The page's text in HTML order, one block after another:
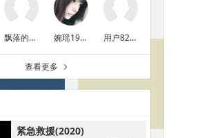
飘落的雨YJW 婉瑶199005 用户8296685143
查看更多 a
紧急救援(2020)